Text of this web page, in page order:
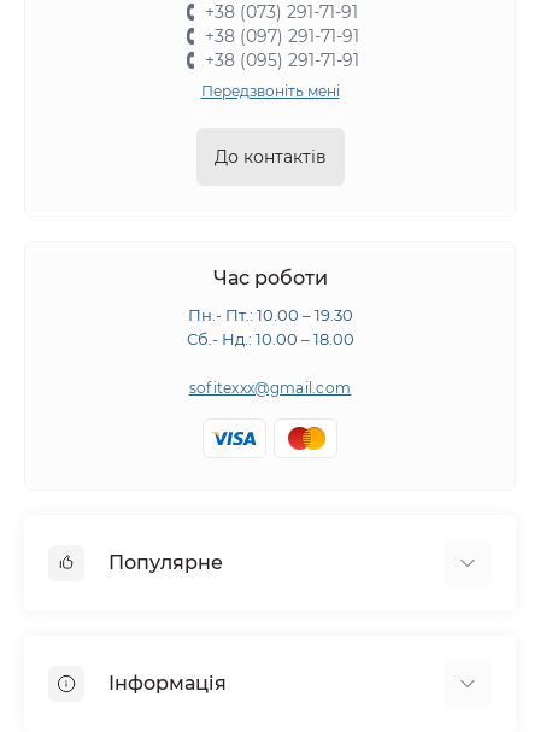
+38 (073) 291-71-91
+38 (097) 291-71-91
+38 (095) 291-71-91
Передзвоніть мені
До контактів
Час роботи
Пн.- Пт.: 10.00 – 19.30
Сб.- Нд.: 10.00 – 18.00
sofitexxx@gmail.com
Популярне
Розкрійне обладнання
Інформація